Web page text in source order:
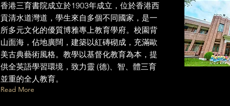
香港三育書院成立於1903年成立，位於香港西
貢清水道灣道，學生來自多個不同國家，是一
所多元文化的優質博雅專上教育學府。校園背
山面海，佔地廣闊，建築以紅磚砌成，充滿歐
美古典藝術風格。教學以基督化教育為本，提
供全英語學習環境，致力靈 (德)、智、體三育
並重的全人教育。
Read More